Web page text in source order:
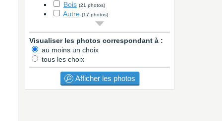
Bois (21 photos)
Autre (17 photos)
Blanc (113 photos)
Bois (10 photos)
Noir (76 photos)
Marron
Vert (83 photos)
Bleu (2 photos)
Rouge
Visualiser les photos correspondant à :
au moins un choix
tous les choix
Afficher les photos